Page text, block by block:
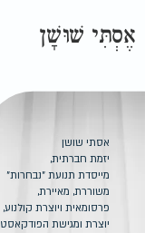
אֶסְתִּי שׁוּשָׁן
אסתי שושן
יזמת חברתית,
מייסדת תנועת "נבחרות"
משוררת, מאיירת,
פרסומאית ויוצרת קולנוע,
יוצרת ומגישת הפודקאסט